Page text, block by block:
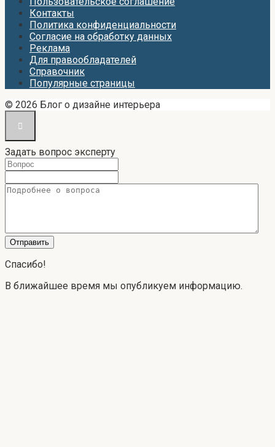
Контакты
Политика конфиденциальности
Согласие на обработку данных
Реклама
Для правообладателей
Справочник
Популярные страницы
© 2026 Блог о дизайне интерьера
Задать вопрос эксперту
Спасибо!
В ближайшее время мы опубликуем информацию.